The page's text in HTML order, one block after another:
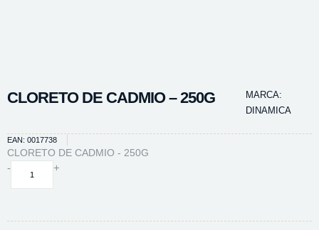
CLORETO DE CADMIO – 250G
MARCA:
DINAMICA
EAN: 0017738
CLORETO DE CADMIO - 250G
-
CLORETO
+